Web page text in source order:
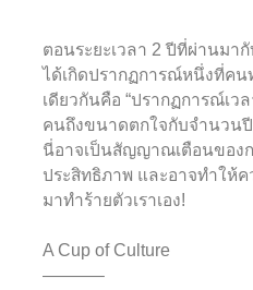
ตอนระยะเวลา 2 ปีที่ผ่านมา
ได้เกิดปรากฏการณ์หนึ่งที่คน
เดียวกันคือ “ปรากฏการณ์เว
คนถึงขนาดตกใจกับจำนวน
นี่อาจเป็นสัญญาณเตือนของก
ประสิทธิภาพ และอาจทำให้
มาทำร้ายตัวเราเอง!⁣⁣
A Cup of Culture⁣⁣
———–⁣⁣